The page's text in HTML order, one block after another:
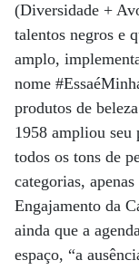
(Diversidade +
talentos negros e
amplo,
nome
produtos de
1958 ampliou seu
todos os tons de
categorias,
Engajamento da
ainda que a
espaço, “a